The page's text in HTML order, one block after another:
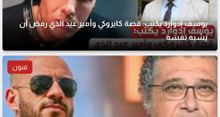
يوسف إدوارد يكتب: قصة كايروكي وأمير عيد الذي رفض أن
يشبه نفسه
فنون